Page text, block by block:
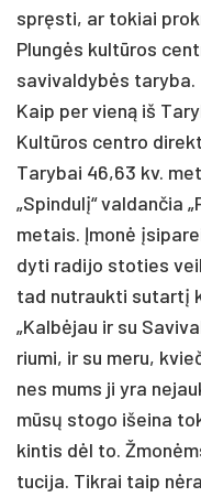
spręsti, ar to­kiai
Plungės kultū­ros
sa­vi­val­dybės ta­ry­ba.
Kaip per vieną iš
Kultū­ros cent­ro
Ta­ry­bai 46,63 kv.
„Spin­dulį“ val­dan­čia
me­tais. Įmonė
dy­ti ra­di­jo sto­ties
tad nu­trauk­ti su­tartį
„Kalbė­jau ir su
riu­mi, ir su me­ru,
nes mums ji yra
mūsų sto­go išei­na
kin­tis dėl to.
tu­ci­ja. Tik­rai taip